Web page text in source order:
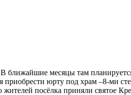
ближайшие месяцы там
юрту под храм –8-ми
посёлка приняли святое